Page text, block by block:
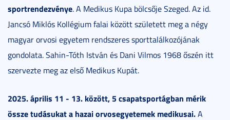
sportrendezvénye. A Medikus Kupa bölcsője Szeged. Az id.
Jancsó Miklós Kollégium falai között született meg a négy
magyar orvosi egyetem rendszeres sporttalálkozójának
gondolata. Sahin-Tóth István és Dani Vilmos 1968 őszén itt
szervezte meg az első Medikus Kupát.
2025. április 11 - 13. között, 5 csapatsportágban mérik
össze tudásukat a hazai orvosegyetemek medikusai.A